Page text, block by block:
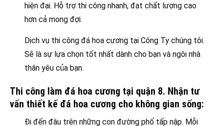
hiện đại. Hỗ trợ thi công nhanh, đạt chất lượng cao
hơn cả mong đợi.
Dịch vụ thi công đá hoa cương tại Công Ty chúng tôi.
Sẽ là sự lựa chọn tốt nhất dành cho bạn và ngôi nhà
thân yêu của bạn.
Thi công làm đá hoa cương tại quận 8. Nhận tư
vấn thiết kế đá hoa cương cho không gian sống:
Đi đến đâu trên những con đường phố tấp nập. Mỗi